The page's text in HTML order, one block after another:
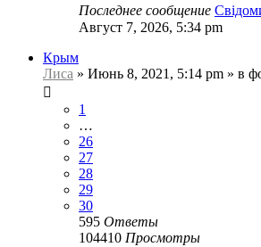
Последнее сообщение
Август 7, 2026, 5:34 pm
Крым
Лиса » Июнь 8, 2021, 5:14 pm » в
1
…
26
27
28
29
30
595 Ответы
104410 Просмотры